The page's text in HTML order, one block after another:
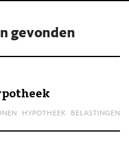
gevonden
hypotheek belastingen